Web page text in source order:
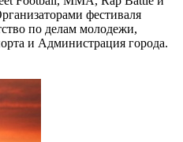
фестиваля
по делам молодежи,
и Администрация города.